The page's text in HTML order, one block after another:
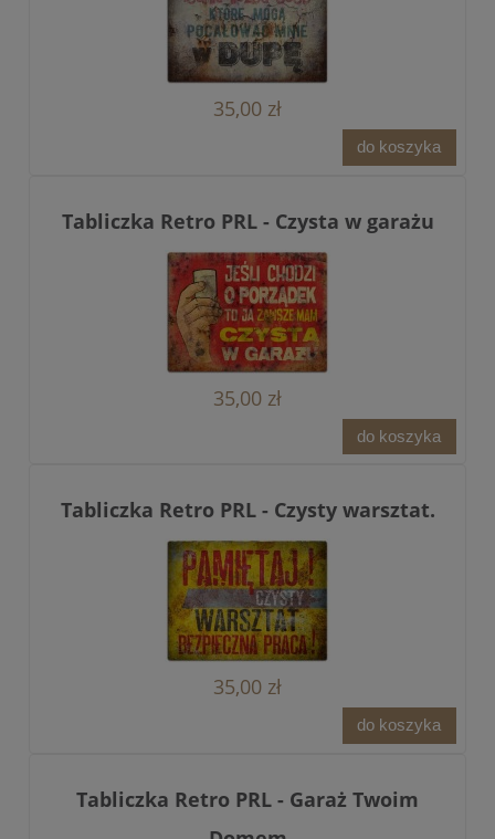
35,00 zł
do koszyka
Tabliczka Retro PRL - Czysta w garażu
35,00 zł
do koszyka
Tabliczka Retro PRL - Czysty warsztat.
35,00 zł
do koszyka
Tabliczka Retro PRL - Garaż Twoim